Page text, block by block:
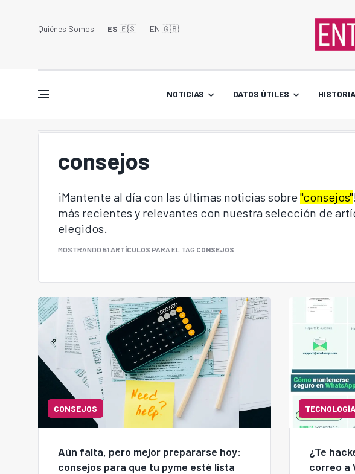
Quiénes Somos ES 🇪🇸 EN 🇬🇧󠁢󠁥󠁮󠁧󠁿
NOTICIAS DATOS ÚTILES
consejos
¡Mantente al día con las últimas noticias sobre "consejos"
más recientes y relevantes con nuestra selección de
elegidos.
MOSTRANDO 51 ARTÍCULOS PARA EL TAG CONSEJOS
CONSEJOS
Aún falta, pero mejor prepararse hoy:
consejos para que tu pyme esté lista
TECNOLOGÍA
¿Te
correo a